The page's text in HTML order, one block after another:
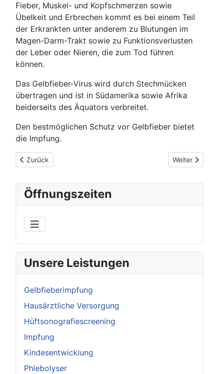
Fieber, Muskel- und Kopfschmerzen sowie
Übelkeit und Erbrechen kommt es bei einem Teil
der Erkrankten unter anderem zu Blutungen im
Magen-Darm-Trakt sowie zu Funktionsverlusten
der Leber oder Nieren, die zum Tod führen
können.
Das Gelbfieber-Virus wird durch Stechmücken
übertragen und ist in Südamerika sowie Afrika
beiderseits des Äquators verbreitet.
Den bestmöglichen Schutz vor Gelbfieber bietet
die Impfung.
Vorheriger Beitrag: Tauchtauglichkeit
Zurück Nächster
Weiter
Öffnungszeiten
Unsere Leistungen
Gelbfieberimpfung
Hausärztliche Versorgung
Hüftsonografiescreening
Impfung
Kindesentwicklung
Phlebolyser